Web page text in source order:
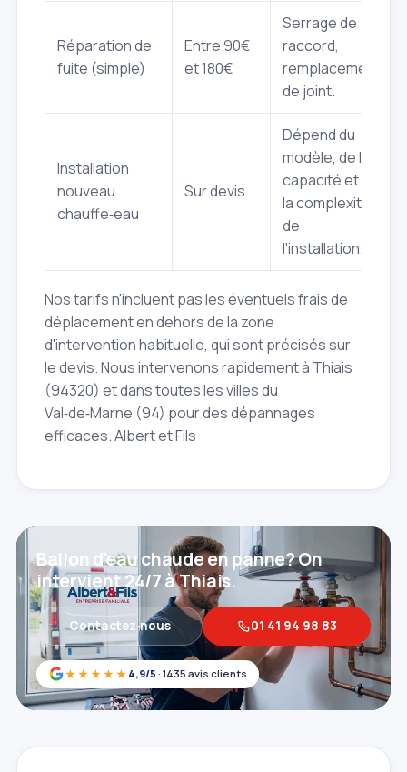
Réparation de
fuite (simple)
Entre 90€
et 180€
Serrage de
raccord,
remplacement
de joint.
Installation
nouveau
chauffe‑eau
Sur devis
Dépend du
modèle, de la
capacité et de
la complexité
de
l'installation.
Nos tarifs n'incluent pas les éventuels frais de
déplacement en dehors de la zone
d'intervention habituelle, qui sont précisés sur
le devis. Nous intervenons rapidement à Thiais
(94320) et dans toutes les villes du
Val‑de‑Marne (94) pour des dépannages
efficaces. Albert et Fils
★★★★★ 4,9/5 · 1435 avis clients
Ballon d'eau chaude en panne? On
intervient 24/7 à Thiais.
Contactez‑nous 01 41 94 98 83